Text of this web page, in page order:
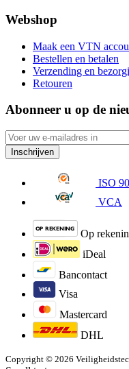
Webshop
Maak een VTN
Bestellen en betalen
Verzending en
Retouren
Abonneer u op de
Inschrijven
ISO
VCA
Op
iDeal
Bancontact
Visa
Mastercard
DHL
Copyright © 2026